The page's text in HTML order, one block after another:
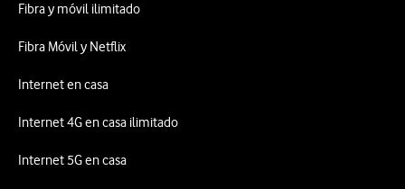
Fibra y móvil ilimitado
Fibra Móvil y Netflix
Internet en casa
Internet 4G en casa ilimitado
Internet 5G en casa